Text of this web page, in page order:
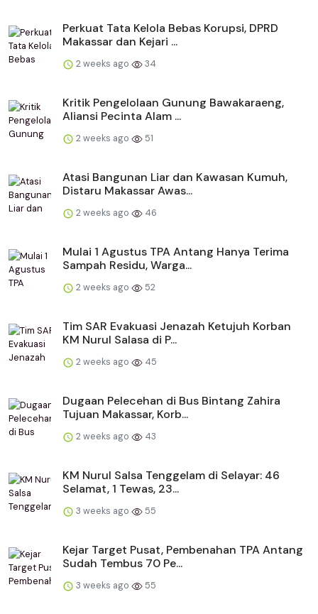
Perkuat Tata Kelola Bebas Korupsi, DPRD
Makassar dan Kejari ...
2 weeks ago 34
Kritik Pengelolaan Gunung Bawakaraeng,
Aliansi Pecinta Alam ...
2 weeks ago 51
Atasi Bangunan Liar dan Kawasan Kumuh,
Distaru Makassar Awas...
2 weeks ago 46
Mulai 1 Agustus TPA Antang Hanya Terima
Sampah Residu, Warga...
2 weeks ago 52
Tim SAR Evakuasi Jenazah Ketujuh Korban
KM Nurul Salasa di P...
2 weeks ago 45
Dugaan Pelecehan di Bus Bintang Zahira
Tujuan Makassar, Korb...
2 weeks ago 43
KM Nurul Salsa Tenggelam di Selayar: 46
Selamat, 1 Tewas, 23...
3 weeks ago 55
Kejar Target Pusat, Pembenahan TPA Antang
Sudah Tembus 70 Pe...
3 weeks ago 55